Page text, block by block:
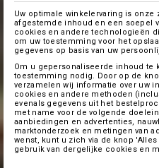
Uw optimale winkelervaring is
afgestemde inhoud en een soepel
cookies en andere technologieën
om uw toestemming voor het
gegevens op basis van uw
Om u gepersonaliseerde inhoud te
toestemming nodig. Door op de
verzamelen wij informatie over uw
cookies en andere methoden
evenals gegevens uit het
met name voor de volgende
aanbiedingen en advertenties,
marktonderzoek en metingen van
wenst, kunt u zich via de knop
gebruik van dergelijke cookies en